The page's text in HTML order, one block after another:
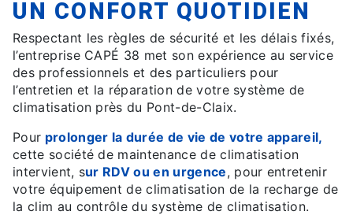
UN CONFORT QUOTIDIEN
Respectant les règles de sécurité et les délais fixés,
l’entreprise CAPÉ 38 met son expérience au service
des professionnels et des particuliers pour
l’entretien et la réparation de votre système de
climatisation près du Pont-de-Claix.
Pour prolonger la durée de vie de votre appareil,
cette société de maintenance de climatisation
intervient, sur RDV ou en urgence, pour entretenir
votre équipement de climatisation de la recharge de
la clim au contrôle du système de climatisation.